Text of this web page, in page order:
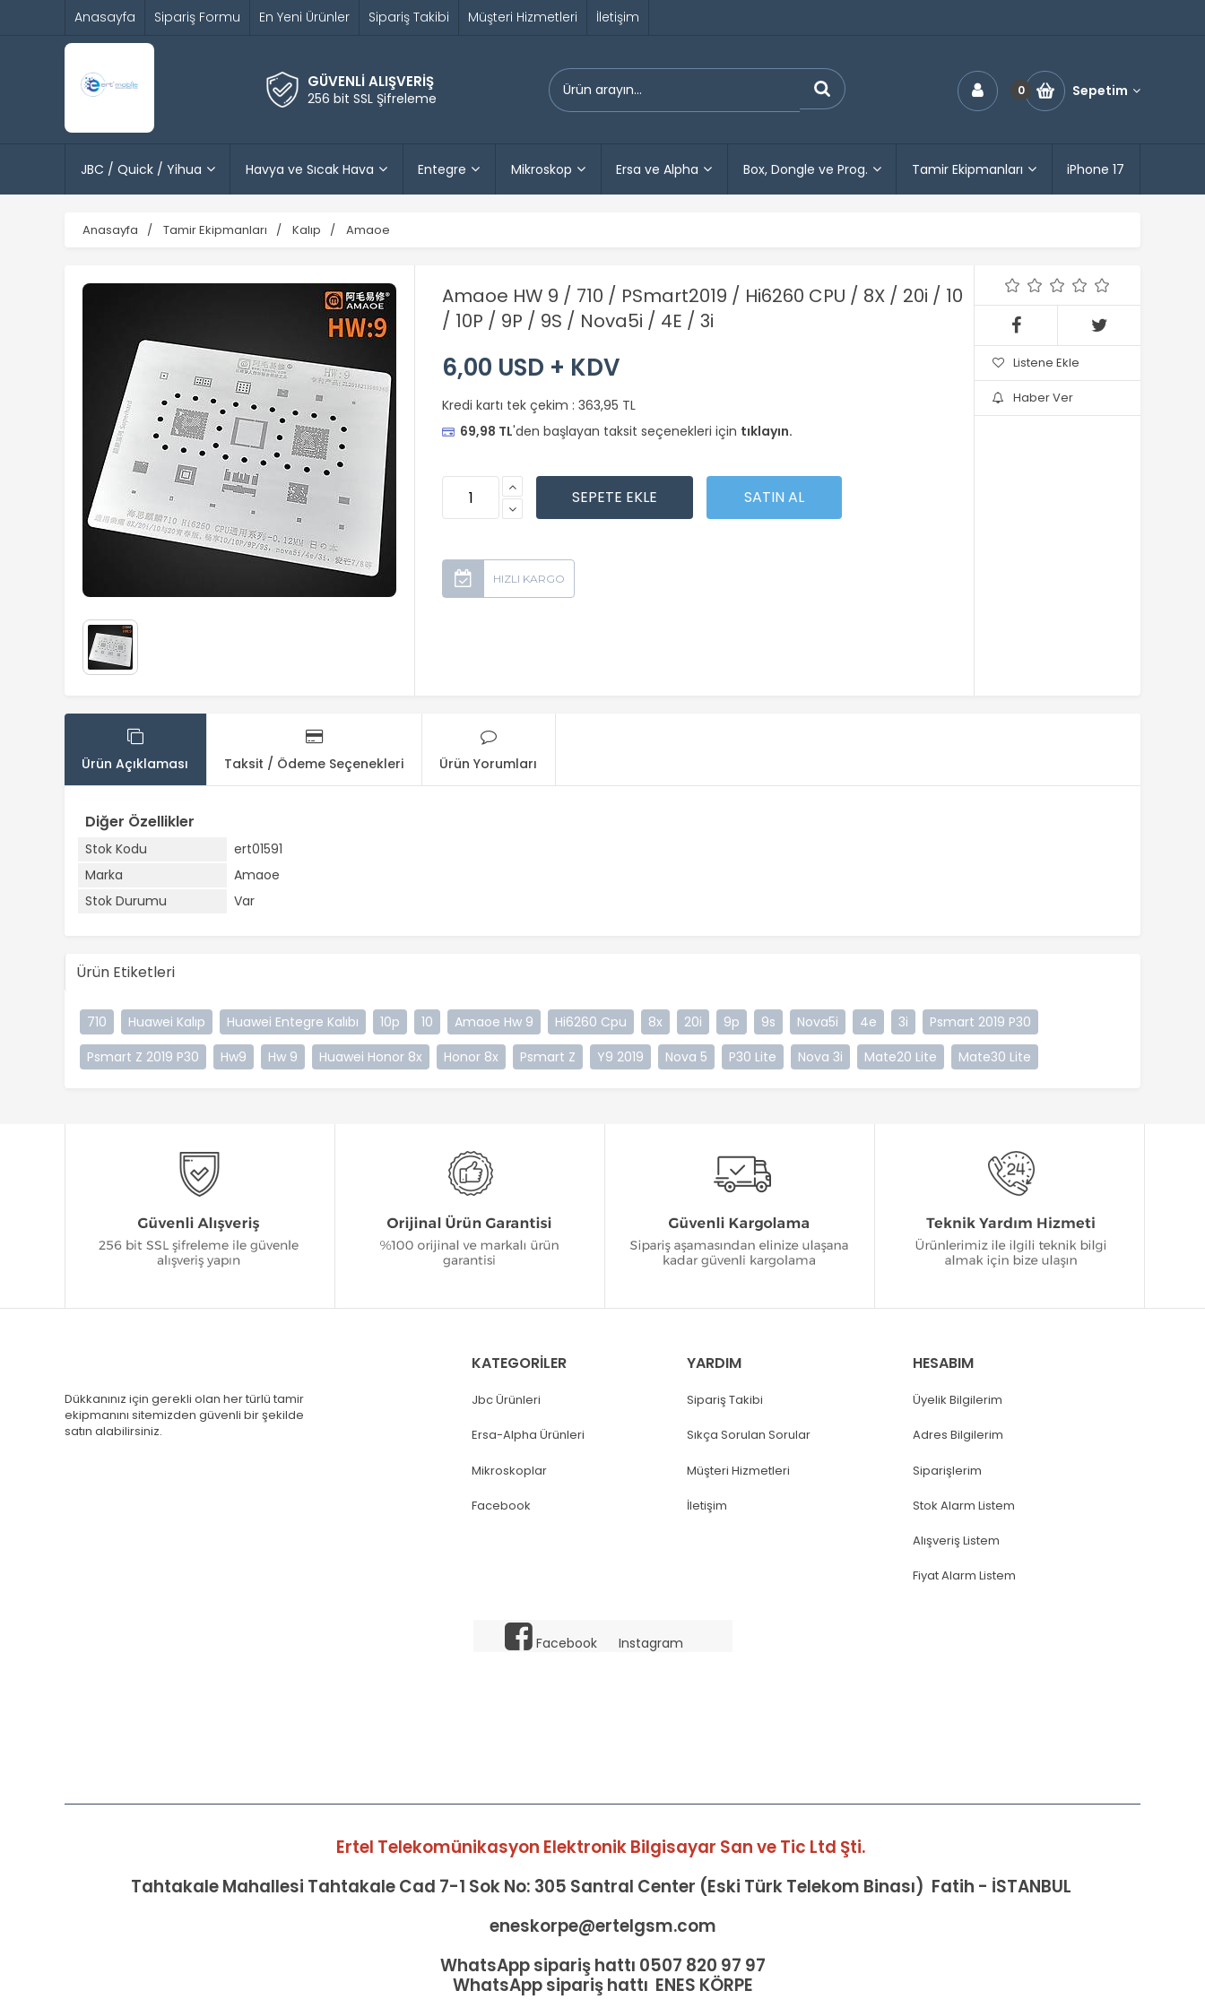
Anasayfa Sipariş Formu En Yeni Ürünler Sipariş Takibi Müşteri Hizmetleri İletişim
GÜVENLİ ALIŞVERİŞ
256 bit SSL Şifreleme 0 Sepetim
JBC / Quick / Yihua Havya ve Sıcak Hava Entegre Mikroskop Ersa ve Alpha Box, Dongle ve Prog. Tamir Ekipmanları iPhone 17
Anasayfa Tamir Ekipmanları Kalıp Amaoe
Amaoe HW 9 / 710 / PSmart2019 / Hi6260 CPU / 8X / 20i / 10
/ 10P / 9P / 9S / Nova5i / 4E / 3i
6,00 USD + KDV
Kredi kartı tek çekim : 363,95 TL
69,98 TL'den başlayan taksit seçenekleri için tıklayın.
Listene Ekle
Haber Ver
Ürün Açıklaması Taksit / Ödeme Seçenekleri Ürün Yorumları
Diğer Özellikler
Stok Kodu
ert01591
Marka
Amaoe
Stok Durumu
Var
Ürün Etiketleri
710 Huawei Kalıp Huawei Entegre Kalıbı 10p 10 Amaoe Hw 9 Hi6260 Cpu 8x 20i 9p 9s Nova5i 4e 3i
Psmart 2019 P30
Psmart Z 2019 P30
Hw9 Hw 9 Huawei Honor 8x Honor 8x Psmart Z Y9 2019 Nova 5 P30 Lite Nova 3i Mate20 Lite Mate30 Lite
Dükkanınız için gerekli olan her türlü tamir
ekipmanını sitemizden güvenli bir şekilde
satın alabilirsiniz.
KATEGORİLER
Jbc Ürünleri
Ersa-Alpha Ürünleri
Mikroskoplar
Facebook
YARDIM
Sipariş Takibi
Sıkça Sorulan Sorular
Müşteri Hizmetleri
İletişim
HESABIM
Üyelik Bilgilerim
Adres Bilgilerim
Siparişlerim
Stok Alarm Listem
Alışveriş Listem
Fiyat Alarm Listem
Facebook Instagram
Ertel Telekomünikasyon Elektronik Bilgisayar San ve Tic Ltd Şti.
Tahtakale Mahallesi Tahtakale Cad 7-1 Sok No: 305 Santral Center (Eski Türk Telekom Binası) Fatih - İSTANBUL
eneskorpe@ertelgsm.com
WhatsApp sipariş hattı 0507 820 97 97
WhatsApp sipariş hattı ENES KÖRPE